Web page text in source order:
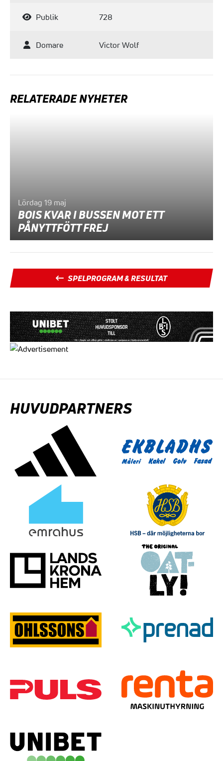
Publik 728
Domare Victor Wolf
RELATERADE NYHETER
Lördag 19 maj
BOIS KVAR I BUSSEN MOT ETT
PÅNYTTFÖTT FREJ
SPELPROGRAM & RESULTAT
HUVUDPARTNERS